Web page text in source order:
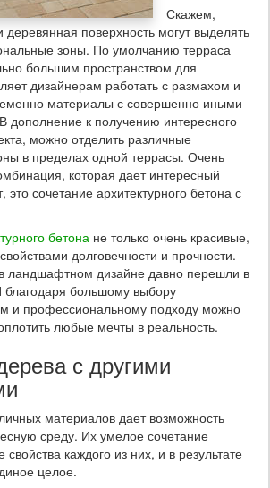
Скажем,
деревянная поверхность могут выделять
зоны. По умолчанию терраса
большим пространством для
дизайнерам работать с размахом и
материалы с совершенно иными
дополнение к получению интересного
можно отделить различные
в пределах одной террасы. Очень
которая дает интересный
сочетание архитектурного бетона с
бетона не только очень красивые,
долговечности и прочности.
ландшафтном дизайне давно перешли в
благодаря большому выбору
и профессиональному подходу можно
любые мечты в реальность.
с другими
материалов дает возможность
среду. Их умелое сочетание
каждого из них, и в результате
целое.